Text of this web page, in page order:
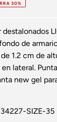
30%
de
1.2 cm de
lateral.
new gel
SIZE-35